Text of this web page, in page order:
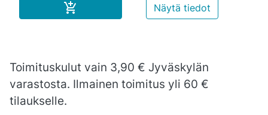
 Näytä tiedot
Toimituskulut vain 3,90 € Jyväskylän
varastosta. Ilmainen toimitus yli 60 €
tilaukselle.